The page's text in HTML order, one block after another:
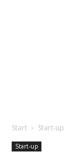
Start Start-up
Start-up